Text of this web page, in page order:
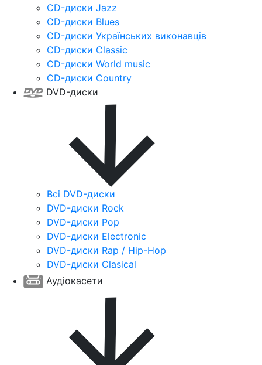
CD-диски Jazz
CD-диски Blues
CD-диски Українських виконавців
CD-диски Classic
CD-диски World music
CD-диски Country
DVD-диски
Всі DVD-диски
DVD-диски Rock
DVD-диски Pop
DVD-диски Electronic
DVD-диски Rap / Hip-Hop
DVD-диски Clasical
Аудіокасети